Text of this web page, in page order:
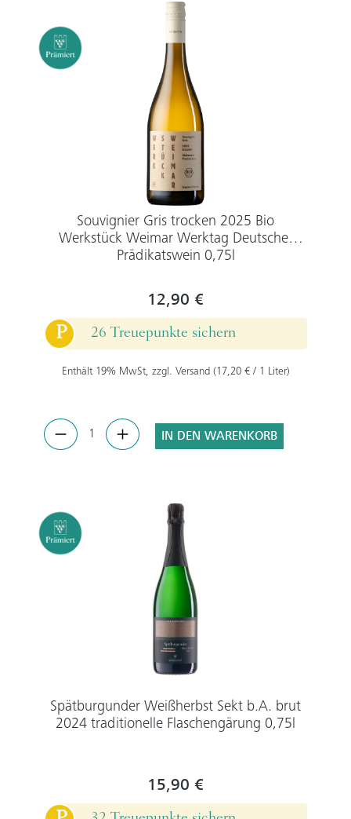
Souvignier Gris trocken 2025 Bio
Werkstück Weimar Werktag Deutscher
Prädikatswein 0,75l
12,90 €
P
26 Treuepunkte sichern
Enthält 19% MwSt, zzgl. Versand (17,20 € / 1 Liter)
IN DEN WARENKORB
Spätburgunder Weißherbst Sekt b.A. brut
2024 traditionelle Flaschengärung 0,75l
15,90 €